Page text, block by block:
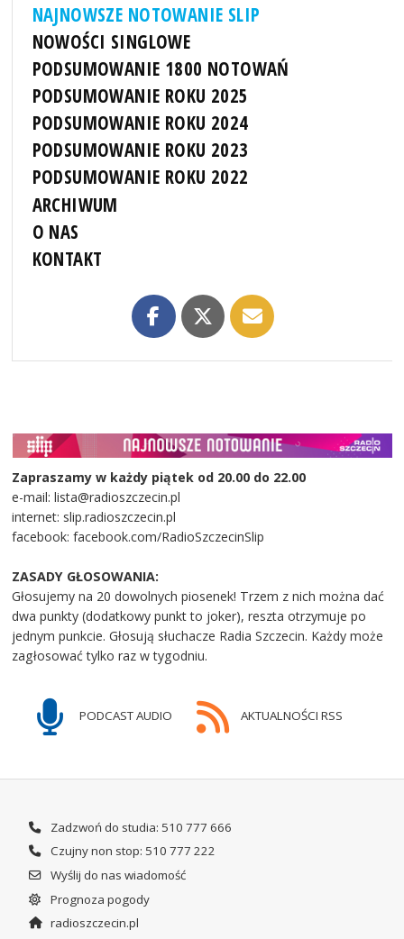
NAJNOWSZE NOTOWANIE SLIP
NOWOŚCI SINGLOWE
PODSUMOWANIE 1800 NOTOWAŃ
PODSUMOWANIE ROKU 2025
PODSUMOWANIE ROKU 2024
PODSUMOWANIE ROKU 2023
PODSUMOWANIE ROKU 2022
ARCHIWUM
O NAS
KONTAKT
Zapraszamy w każdy piątek od 20.00 do 22.00
e-mail: lista@radioszczecin.pl
internet: slip.radioszczecin.pl
facebook: facebook.com/RadioSzczecinSlip
ZASADY GŁOSOWANIA:
Głosujemy na 20 dowolnych piosenek! Trzem z nich można dać
dwa punkty (dodatkowy punkt to joker), reszta otrzymuje po
jednym punkcie. Głosują słuchacze Radia Szczecin. Każdy może
zagłosować tylko raz w tygodniu.
PODCAST AUDIO AKTUALNOŚCI RSS
Zadzwoń do studia: 510 777 666
Czujny non stop: 510 777 222
Wyślij do nas wiadomość
Prognoza pogody
radioszczecin.pl